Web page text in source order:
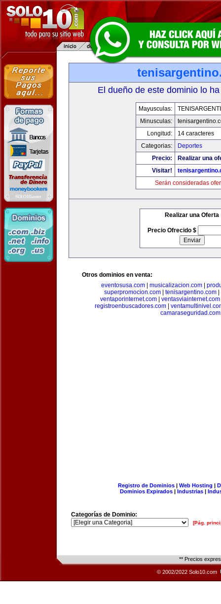
El dueño de este dominio lo
Mayusculas:
Minusculas:
Longitud:
14 caracteres
Categorias:
Deportes
Precio:
Realizar una
Visitar!
Serán consideradas
Realizar una Oferta
Precio Ofrecido $
Otros dominios en venta:
eventosusa.com| musicalizacion.com|
superpromocion.com
tenisargentino.com
ventaporinternet.com
ventasviainternet.com
registroenbuscadores.com
camaraseguridad.com
Registro de Dominios| Web Hosting |
Dominios Expirados | Industrias |
Categorías de Dominio:
[Pág.
** Precios
© 2002/2022 Solo10.com